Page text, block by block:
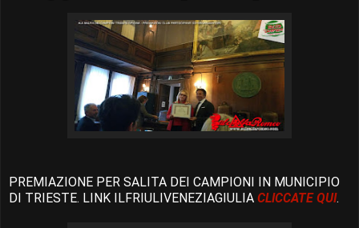
PREMIAZIONE PER SALITA DEI CAMPIONI IN MUNICIPIO
DI TRIESTE. LINK ILFRIULIVENEZIAGIULIA CLICCATE QUI.